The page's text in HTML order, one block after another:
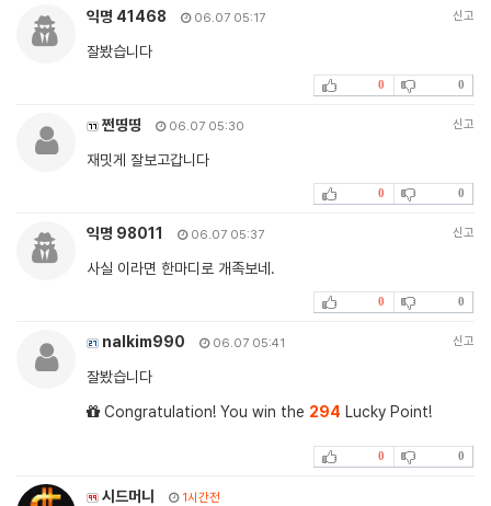
익명 41468 06.07 05:17 신고
잘봤습니다
0 0
쩐띵띵 06.07 05:30 신고
재밋게 잘보고갑니다
0 0
익명 98011 06.07 05:37 신고
사실 이라면 한마디로 개족보네.
0 0
nalkim990 06.07 05:41 신고
잘봤습니다
Congratulation! You win the 294 Lucky Point!
0 0
시드머니 1시간전